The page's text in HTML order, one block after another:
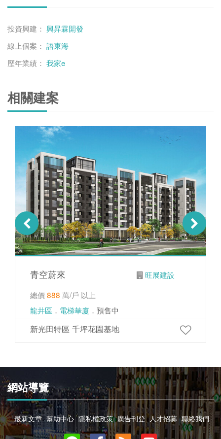
投資興建： 興昇霖開發
線上個案： 語東海
歷年業績： 我家e
相關建案
青空蔚來
旺展建設
總價888 萬/戶 以上
龍井區 ． 電梯華廈 ．預售中
新光田特區 千坪花園基地
網站導覽
最新文章 幫助中心 隱私權政策 廣告刊登 人才招募 聯絡我們